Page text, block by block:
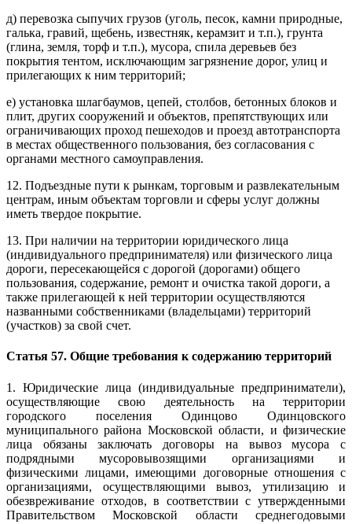
д) перевозка сыпучих грузов (уголь, песок, камни природные,
галька, гравий, щебень, известняк, керамзит и т.п.), грунта
(глина, земля, торф и т.п.), мусора, спила деревьев без
покрытия тентом, исключающим загрязнение дорог, улиц и
прилегающих к ним территорий;
е) установка шлагбаумов, цепей, столбов, бетонных блоков и
плит, других сооружений и объектов, препятствующих или
ограничивающих проход пешеходов и проезд автотранспорта
в местах общественного пользования, без согласования с
органами местного самоуправления.
12. Подъездные пути к рынкам, торговым и развлекательным
центрам, иным объектам торговли и сферы услуг должны
иметь твердое покрытие.
13. При наличии на территории юридического лица
(индивидуального предпринимателя) или физического лица
дороги, пересекающейся с дорогой (дорогами) общего
пользования, содержание, ремонт и очистка такой дороги, а
также прилегающей к ней территории осуществляются
названными собственниками (владельцами) территорий
(участков) за свой счет.
Статья 57. Общие требования к содержанию территорий
1. Юридические лица (индивидуальные предприниматели),
осуществляющие свою деятельность на территории
городского поселения Одинцово Одинцовского
муниципального района Московской области, и физические
лица обязаны заключать договоры на вывоз мусора с
подрядными мусоровывозящими организациями и
физическими лицами, имеющими договорные отношения с
организациями, осуществляющими вывоз, утилизацию и
обезвреживание отходов, в соответствии с утвержденными
Правительством Московской области среднегодовыми